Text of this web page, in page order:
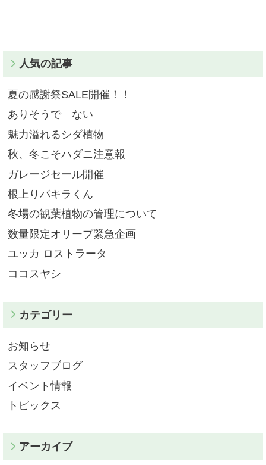
人気の記事
夏の感謝祭SALE開催！！
ありそうで ない
魅力溢れるシダ植物
秋、冬こそハダニ注意報
ガレージセール開催
根上りパキラくん
冬場の観葉植物の管理について
数量限定オリーブ緊急企画
ユッカ ロストラータ
ココスヤシ
カテゴリー
お知らせ
スタッフブログ
イベント情報
トピックス
アーカイブ